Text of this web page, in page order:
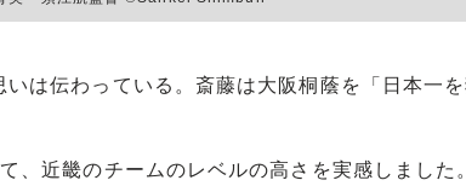
は伝わっている。斎藤は大阪桐蔭を「日本一
、近畿のチームのレベルの高さを実感しました